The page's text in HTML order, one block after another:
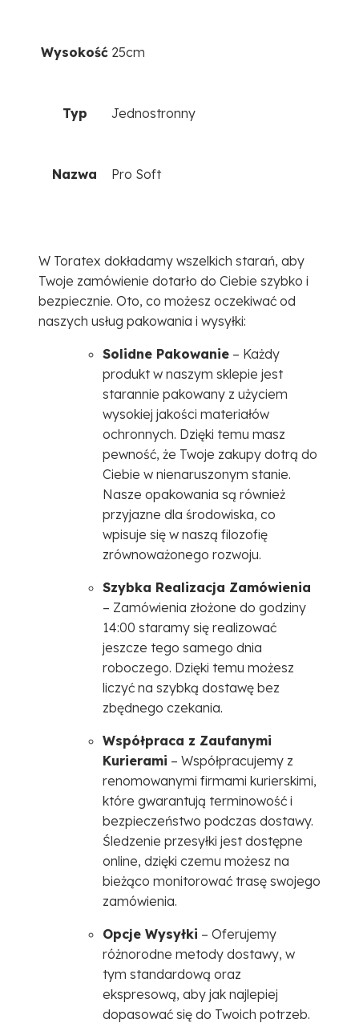
Wysokość 25cm
Typ Jednostronny
Nazwa Pro Soft
W Toratex dokładamy wszelkich starań, aby
Twoje zamówienie dotarło do Ciebie szybko i
bezpiecznie. Oto, co możesz oczekiwać od
naszych usług pakowania i wysyłki:
Solidne Pakowanie – Każdy
produkt w naszym sklepie jest
starannie pakowany z użyciem
wysokiej jakości materiałów
ochronnych. Dzięki temu masz
pewność, że Twoje zakupy dotrą do
Ciebie w nienaruszonym stanie.
Nasze opakowania są również
przyjazne dla środowiska, co
wpisuje się w naszą filozofię
zrównoważonego rozwoju.
Szybka Realizacja Zamówienia
– Zamówienia złożone do godziny
14:00 staramy się realizować
jeszcze tego samego dnia
roboczego. Dzięki temu możesz
liczyć na szybką dostawę bez
zbędnego czekania.
Współpraca z Zaufanymi
Kurierami – Współpracujemy z
renomowanymi firmami kurierskimi,
które gwarantują terminowość i
bezpieczeństwo podczas dostawy.
Śledzenie przesyłki jest dostępne
online, dzięki czemu możesz na
bieżąco monitorować trasę swojego
zamówienia.
Opcje Wysyłki – Oferujemy
różnorodne metody dostawy, w
tym standardową oraz
ekspresową, aby jak najlepiej
dopasować się do Twoich potrzeb.